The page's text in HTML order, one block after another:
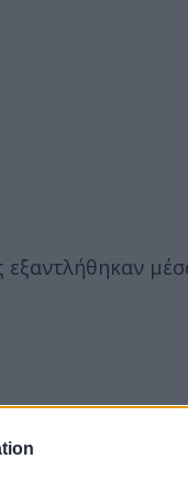
εξαντλήθηκαν